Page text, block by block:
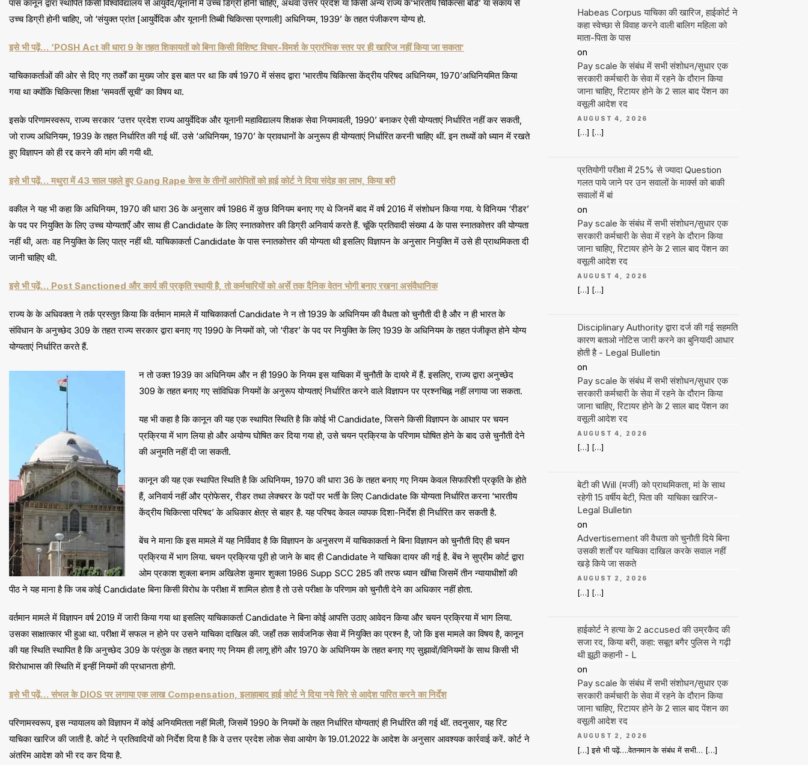
पास कानून द्वारा स्थापित किसी विश्वविद्यालय से आयुर्वेद/यूनानी में उच्च डिग्री होनी चाहिए, अथवा उत्तर प्रदेश या किसी अन्य राज्य के’भारतीय चिकित्सा बोर्ड’ या संकाय से
उच्च डिग्री होनी चाहिए, जो ‘संयुक्त प्रांत [आयुर्वेदिक और यूनानी तिब्बी चिकित्सा प्रणाली] अधिनियम, 1939’ के तहत पंजीकरण योग्य हो.
इसे भी पढ़ें… ‘POSH Act की धारा 9 के तहत शिकायतों को बिना किसी विशिष्ट विचार-विमर्श के प्रारंभिक स्तर पर ही खारिज नहीं किया जा सकता’
याचिकाकर्ताओं की ओर से दिए गए तर्कों का मुख्य जोर इस बात पर था कि वर्ष 1970 में संसद द्वारा ‘भारतीय चिकित्सा केंद्रीय परिषद अधिनियम, 1970’अधिनियमित किया
गया था क्योंकि चिकित्सा शिक्षा ‘समवर्ती सूची’ का विषय था.
इसके परिणामस्वरूप, राज्य सरकार ‘उत्तर प्रदेश राज्य आयुर्वेदिक और यूनानी महाविद्यालय शिक्षक सेवा नियमावली, 1990’ बनाकर ऐसी योग्यताएं निर्धारित नहीं कर सकती,
जो राज्य अधिनियम, 1939 के तहत निर्धारित की गई थीं. उसे ‘अधिनियम, 1970’ के प्रावधानों के अनुरूप ही योग्यताएं निर्धारित करनी चाहिए थीं. इन तथ्यों को ध्यान में रखते
हुए विज्ञापन को ही रद्द करने की मांग की गयी थी.
इसे भी पढ़ें… मथुरा में 43 साल पहले हुए Gang Rape केस के तीनों आरोपितों को हाई कोर्ट ने दिया संदेह का लाभ, किया बरी
वकील ने यह भी कहा कि अधिनियम, 1970 की धारा 36 के अनुसार वर्ष 1986 में कुछ विनियम बनाए गए थे जिनमें बाद में वर्ष 2016 में संशोधन किया गया. ये विनियम ‘रीडर’
के पद पर नियुक्ति के लिए उच्च योग्यताएँ और साथ ही Candidate के लिए स्नातकोत्तर की डिग्री अनिवार्य करते हैं. चूंकि प्रतिवादी संख्या 4 के पास स्नातकोत्तर की योग्यता
नहीं थी, अतः वह नियुक्ति के लिए पात्र नहीं थी. याचिकाकर्ता Candidate के पास स्नातकोत्तर की योग्यता थी इसलिए विज्ञापन के अनुसार नियुक्ति में उसे ही प्राथमिकता दी
जानी चाहिए थी.
इसे भी पढ़ें… Post Sanctioned और कार्य की प्रकृति स्थायी है, तो कर्मचारियों को अर्से तक दैनिक वेतन भोगी बनाए रखना असंवैधानिक
राज्य के के अधिवक्ता ने तर्क प्रस्तुत किया कि वर्तमान मामले में याचिकाकर्ता Candidate ने न तो 1939 के अधिनियम की वैधता को चुनौती दी है और न ही भारत के
संविधान के अनुच्छेद 309 के तहत राज्य सरकार द्वारा बनाए गए 1990 के नियमों को, जो ‘रीडर’ के पद पर नियुक्ति के लिए 1939 के अधिनियम के तहत पंजीकृत होने योग्य
योग्यताएं निर्धारित करते हैं.
न तो उक्त 1939 का अधिनियम और न ही 1990 के नियम इस याचिका में चुनौती के दायरे में हैं. इसलिए, राज्य द्वारा अनुच्छेद
309 के तहत बनाए गए सांविधिक नियमों के अनुरूप योग्यताएं निर्धारित करने वाले विज्ञापन पर प्रश्नचिह्न नहीं लगाया जा सकता.
यह भी कहा है कि कानून की यह एक स्थापित स्थिति है कि कोई भी Candidate, जिसने किसी विज्ञापन के आधार पर चयन
प्रक्रिया में भाग लिया हो और अयोग्य घोषित कर दिया गया हो, उसे चयन प्रक्रिया के परिणाम घोषित होने के बाद उसे चुनौती देने
की अनुमति नहीं दी जा सकती.
कानून की यह एक स्थापित स्थिति है कि अधिनियम, 1970 की धारा 36 के तहत बनाए गए नियम केवल सिफारिशी प्रकृति के होते
हैं, अनिवार्य नहीं और प्रोफेसर, रीडर तथा लेक्चरर के पदों पर भर्ती के लिए Candidate कि योग्यता निर्धारित करना ‘भारतीय
केंद्रीय चिकित्सा परिषद’ के अधिकार क्षेत्र से बाहर है. यह परिषद केवल व्यापक दिशा-निर्देश ही निर्धारित कर सकती है.
बेंच ने माना कि इस मामले में यह निर्विवाद है कि विज्ञापन के अनुसरण में याचिकाकर्ता ने बिना विज्ञापन को चुनौती दिए ही चयन
प्रक्रिया में भाग लिया. चयन प्रक्रिया पूरी हो जाने के बाद ही Candidate ने याचिका दायर की गई है. बेंच ने सुप्रीम कोर्ट द्वारा
ओम प्रकाश शुक्ला बनाम अखिलेश कुमार शुक्ला 1986 Supp SCC 285 की तरफ ध्यान खींचा जिसमें तीन न्यायाधीशों की
पीठ ने यह माना है कि जब कोई Candidate बिना किसी विरोध के परीक्षा में शामिल होता है तो उसे परीक्षा के परिणाम को चुनौती देने का अधिकार नहीं होता.
वर्तमान मामले में विज्ञापन वर्ष 2019 में जारी किया गया था इसलिए याचिकाकर्ता Candidate ने बिना कोई आपत्ति उठाए आवेदन किया और चयन प्रक्रिया में भाग लिया.
उसका साक्षात्कार भी हुआ था. परीक्षा में सफल न होने पर उसने याचिका दाखिल की. जहाँ तक सार्वजनिक सेवा में नियुक्ति का प्रश्न है, जो कि इस मामले का विषय है, कानून
की यह स्थिति स्थापित है कि अनुच्छेद 309 के परंतुक के तहत बनाए गए नियम ही लागू होंगे और 1970 के अधिनियम के तहत बनाए गए सुझावों/विनियमों के साथ किसी भी
विरोधाभास की स्थिति में इन्हीं नियमों की प्रधानता होगी.
इसे भी पढ़ें… संभल के DIOS पर लगाया एक लाख Compensation, इलाहाबाद हाई कोर्ट ने दिया नये सिरे से आदेश पारित करने का निर्देश
परिणामस्वरूप, इस न्यायालय को विज्ञापन में कोई अनियमितता नहीं मिली, जिसमें 1990 के नियमों के तहत निर्धारित योग्यताएं ही निर्धारित की गई थीं. तदनुसार, यह रिट
याचिका खारिज की जाती है. कोर्ट ने प्रतिवादियों को निर्देश दिया है कि वे उत्तर प्रदेश लोक सेवा आयोग के 19.01.2022 के आदेश के अनुसार आवश्यक कार्रवाई करें. कोर्ट ने
अंतरिम आदेश को भी रद कर दिया है.
Habeas Corpus याचिका की खारिज, हाईकोर्ट ने
कहा स्वेच्छा से विवाह करने वाली बालिग महिला को
माता-पिता के पास
on
Pay scale के संबंध में सभी संशोधन/सुधार एक
सरकारी कर्मचारी के सेवा में रहने के दौरान किया
जाना चाहिए, रिटायर होने के 2 साल बाद पेंशन का
वसूली आदेश रद
AUGUST 4, 2026
[…] […]
प्रतियोगी परीक्षा में 25% से ज्यादा Question
गलत पाये जाने पर उन सवालों के मार्क्स को बाकी
सवालों में बां
on
Pay scale के संबंध में सभी संशोधन/सुधार एक
सरकारी कर्मचारी के सेवा में रहने के दौरान किया
जाना चाहिए, रिटायर होने के 2 साल बाद पेंशन का
वसूली आदेश रद
AUGUST 4, 2026
[…] […]
Disciplinary Authority द्वारा दर्ज की गई सहमति
कारण बताओ नोटिस जारी करने का बुनियादी आधार
होती है - Legal Bulletin
on
Pay scale के संबंध में सभी संशोधन/सुधार एक
सरकारी कर्मचारी के सेवा में रहने के दौरान किया
जाना चाहिए, रिटायर होने के 2 साल बाद पेंशन का
वसूली आदेश रद
AUGUST 4, 2026
[…] […]
बेटी की Will (मर्जी) को प्राथमिकता, मां के साथ
रहेगी 15 वर्षीय बेटी, पिता की याचिका खारिज-
Legal Bulletin
on
Advertisement की वैधता को चुनौती दिये बिना
उसकी शर्तों पर याचिका दाखिल करके सवाल नहीं
खड़े किये जा सकते
AUGUST 2, 2026
[…] […]
हाईकोर्ट ने हत्या के 2 accused की उम्रकैद की
सजा रद, किया बरी, कहा: सबूत बगैर पुलिस ने गढ़ी
थी झूठी कहानी - L
on
Pay scale के संबंध में सभी संशोधन/सुधार एक
सरकारी कर्मचारी के सेवा में रहने के दौरान किया
जाना चाहिए, रिटायर होने के 2 साल बाद पेंशन का
वसूली आदेश रद
AUGUST 2, 2026
[…] इसे भी पढ़ें….वेतनमान के संबंध में सभी… […]